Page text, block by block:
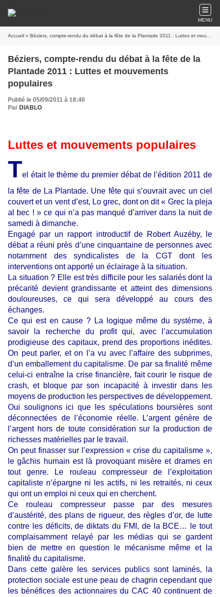
MENU
Accueil » Béziers, compte-rendu du débat à la fête de la Plantade 2011 : Luttes et mouvements populaires
Béziers, compte-rendu du débat à la fête de la
Plantade 2011 : Luttes et mouvements
populaires
Publié le 05/09/2011 à 18:40
Par DIABLO
Luttes et mouvements populaires
Tel était le thème du premier débat de l’édition 2011 de
la fête de La Plantade. Une fête qui s’ouvrait avec un ciel
couvert et un vent d’est, Lo grec, dont on dit « Grec la pleja
al bec ! » ce qui n’a pas manqué d’arriver dans la nuit de
samedi à dimanche.
Engagé par un rapport introductif de Robert Auzéby, le
débat a réuni près d’une cinquantaine de personnes avec
notamment des syndicalistes de la CGT dont les
interventions ont apporté un éclairage à la situation.
La situation ? Elle est très difficile pour les salariés dont la
précarité devient grandissante et atteint des dimensions
douloureuses, ce qui sera développé au cours des
échanges.
Ce qui est en cause ? La logique même du système, à
savoir la recherche du profit qui, avec l’accumulation
prodigieuse des capitaux, prend des proportions inédites.
On peut parler, et on l’a vu avec l’affaire des subprimes,
d’un emballement du capitalisme. De par sa finalité même
celui-ci entraîne la crise financière, fait courir le risque de
crash, et bloque par son incapacité à investir dans les
moyens de production les perspectives de développement.
Oui soulignons ici que les spéculations boursières sont
déconnectées de l’économie réelle. L’argent génère de
l’argent hors de toute considération sur la production de
richesses matérielles par le travail.
On peut finasser sur l’expression « crise du capitalisme »,
le gâchis humain est là provoquant misère et drames en
tout genre. Le rouleau compresseur de l’exploitation
capitaliste n’épargne ni les actifs, ni les retraités, ni ceux
qui ont un emploi ni ceux qui en cherchent.
Ce rouleau compresseur passe par des mesures
d’austérité, des plans de rigueur, des règles d’or, de lutte
contre les déficits, de diktats du FMI, de la BCE… le tout
complaisamment relayé par les médias qui se gardent
bien de mettre en question le mécanisme même et la
finalité du capitalisme.
Dans cette galère les services publics sont laminés, la
protection sociale est une peau de chagrin cependant que
les bénéfices des actionnaires du CAC 40 continuent de